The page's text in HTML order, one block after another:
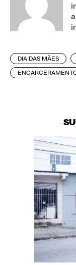
DIA DAS MÃES